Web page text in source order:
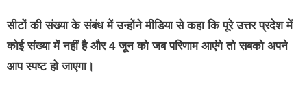
सीटों की संख्या के संबंध में उन्होंने मीडिया से कहा कि पूरे उत्तर प्रदेश में
कोई संख्या में नहीं है और 4 जून को जब परिणाम आएंगे तो सबको अपने
आप स्पष्ट हो जाएगा।